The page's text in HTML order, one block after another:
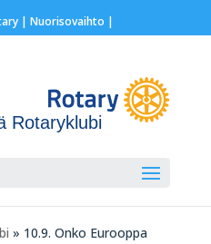
| Nuorisovaihto |
Rotaryklubi
» 10.9. Onko Eurooppa